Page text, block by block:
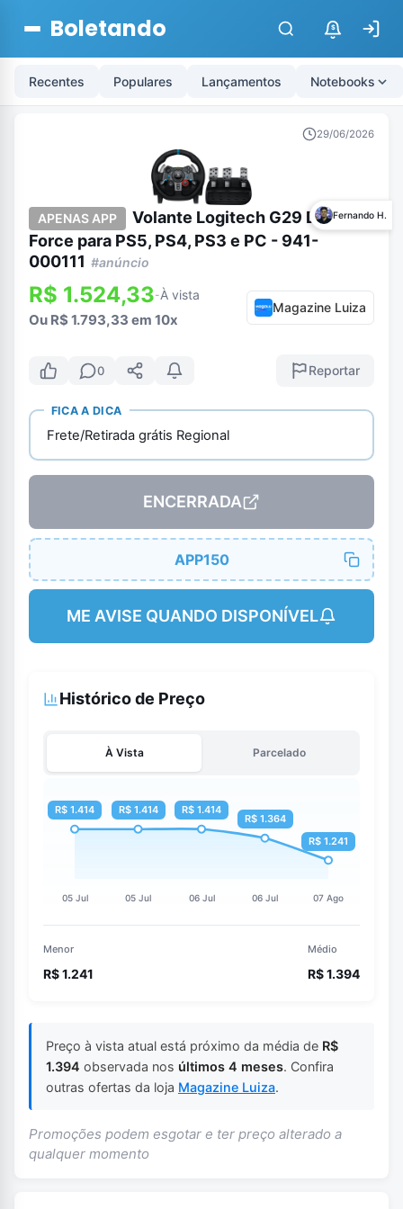
Boletando $
Recentes Populares Lançamentos Notebooks
29/06/2026
Fernando H.
APENAS APP
Volante Logitech G29 Driving
Force para PS5, PS4, PS3 e PC - 941-
000111 #anúncio
R$ 1.524,33-À vista
Ou R$ 1.793,33 em 10x
Magazine Luiza
0 Reportar
FICA A DICA
Frete/Retirada grátis Regional
ENCERRADA
APP150
ME AVISE QUANDO DISPONÍVEL
Histórico de Preço
À Vista Parcelado
Menor
R$ 1.241
Médio
R$ 1.394
Preço à vista atual está próximo da média de R$
1.394 observada nos últimos 4 meses. Confira
outras ofertas da loja Magazine Luiza.
Promoções podem esgotar e ter preço alterado a
qualquer momento